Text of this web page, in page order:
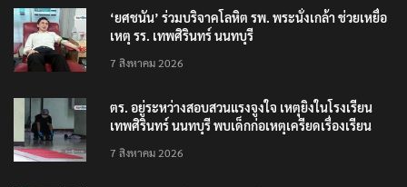
‘ยศชนัน’ ร่วมบริจาคโลหิต รพ. พระนั่งเกล้า ช่วยเหยื่อ
เหตุ รร. เทพศิรินทร์ นนทบุรี
7 สิงหาคม 2026
ตร. อยู่ระหว่างสอบสวนแรงจูงใจ เหตุยิงในโรงเรียน
เทพศิรินทร์ นนทบุรี พบเด็กก่อเหตุเครียดเรื่องเรียน
7 สิงหาคม 2026